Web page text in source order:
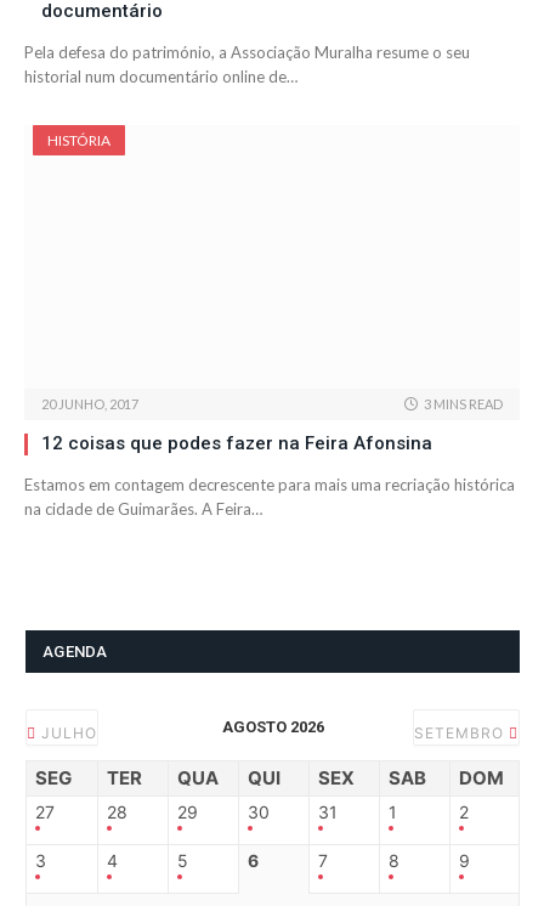
documentário
Pela defesa do património, a Associação Muralha resume o seu
historial num documentário online de…
HISTÓRIA
20 JUNHO, 2017 3 MINS READ
12 coisas que podes fazer na Feira Afonsina
Estamos em contagem decrescente para mais uma recriação histórica
na cidade de Guimarães. A Feira…
AGENDA
JULHO AGOSTO 2026 SETEMBRO
SEG TER QUA QUI SEX SAB DOM
27 28 29 30 31 1 2
3 4 5 6 7 8 9